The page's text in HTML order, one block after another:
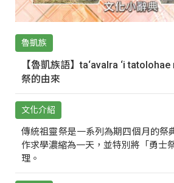
魯凱族
【魯凱族語】ta‘avalra ‘i
祭的由來
文化介紹
傳統祖靈祭是一系列為期四個月的祭
作求學濃縮為一天，並特別將「勇士
理。